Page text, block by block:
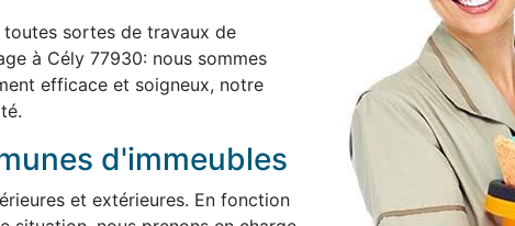
toutes sortes de travaux de
à Cély 77930: nous sommes
efficace et soigneux, notre
d'immeubles
et extérieures. En fonction